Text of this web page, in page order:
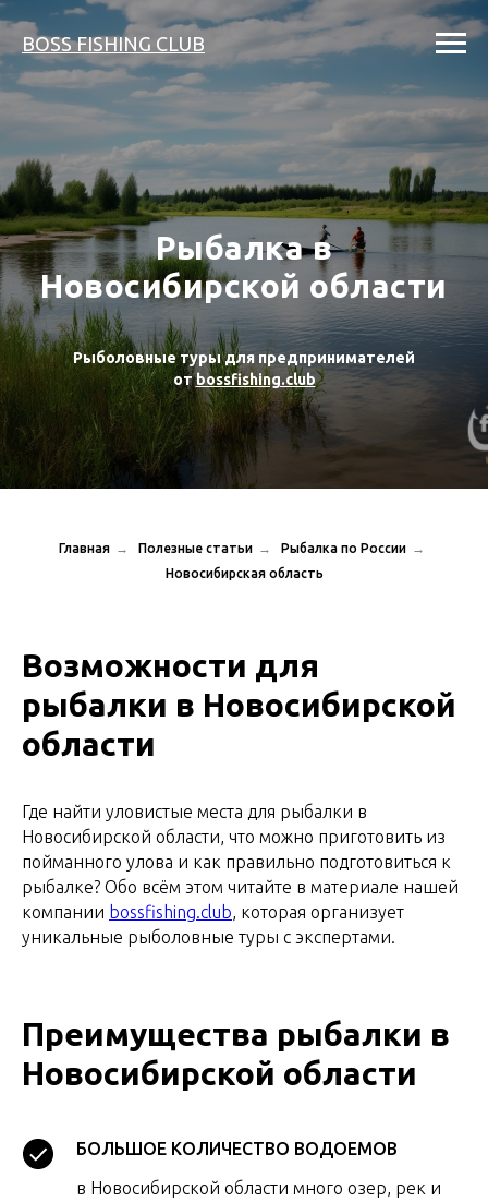
BOSS FISHING CLUB
Рыбалка в
Новосибирской области
Рыболовные туры для предпринимателей
отbossfishing.club
Главная → Полезные статьи → Рыбалка по России →
Новосибирская область
Возможности для
рыбалки в Новосибирской
области
Где найти уловистые места для рыбалки в
Новосибирской области, что можно приготовить из
пойманного улова и как правильно подготовиться к
рыбалке? Обо всём этом читайте в материале нашей
компании bossfishing.club, которая организует
уникальные рыболовные туры с экспертами.
Преимущества рыбалки в
Новосибирской области
БОЛЬШОЕ КОЛИЧЕСТВО ВОДОЕМОВ
в Новосибирской области много озер, рек и